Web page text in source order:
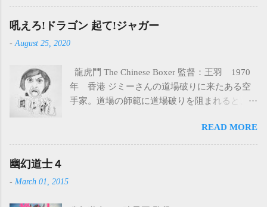
ル・ワイルド 1966年 アメリカ 19世紀のア
フリカ。白人のハンターたちは自分たちの利
益のためだけにハンティングをしている。象
とを聞かない。原住民の怒りを買った白人ハ
ンターたちは原住民に襲われます。今度は自
分たちが狩られる番になってしまいました。
吼えろ!ドラゴン 起て!ジャガー
-August 25, 2020
龍虎鬥 The Chinese Boxer 監督：王羽 1970
年 香港 ジミーさんの道場破りに来たある空
手家。道場の師範に道場破りを阻まれると、
場はめちゃくちゃにされ、生き残ったジミー
さんは、みんなの仇を取るために鍛え、復讐
READ MORE
幽幻道士４
- March 01, 2015